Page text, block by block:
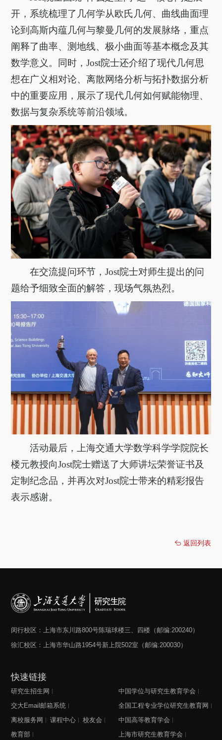
开，系统梳理了几何学从欧氏几何、曲线曲面理
论到高斯内蕴几何与黎曼几何的发展脉络，重点
阐释了曲率、测地线、极小曲面等基本概念及其
数学意义。同时，Jost院士还介绍了现代几何思
想在广义相对论、离散网络分析与拓扑数据分析
中的重要应用，展示了现代几何如何赋能物理、
数据与复杂系统等前沿领域。
在交流提问环节， Jost院士对师生提出的问
题给予细致全面的解答，现场气氛热烈。
活动最后，上海交通大学数学科学学院院长
楼元教授向Jost院士赠送了大师讲坛荣誉证书及
定制纪念品，并再次对Jost院士带来的精彩报告
表示感谢。
返回列表
闵行校区：上海市东川路800号陈瑞球楼三、四楼（邮编:200240）
徐汇校区：上海市华山路1954号新上院502室（邮编:200030）
快速链接
研究生招生网
交大Email邮箱系统
离校服务网
课程中心
校友会
教育部
中国学位与研究生教育学会
全国工程专业学位研究生教育网
中国高等教育学会
上海市研究生教育学会